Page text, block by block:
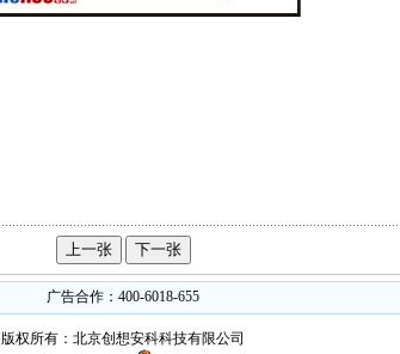
广告合作：400-6018-655
版权所有：北京创想安科科技有限公司